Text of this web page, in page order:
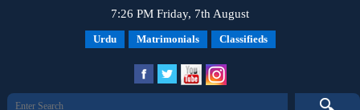
7:26 PM Friday, 7th August
Urdu Matrimonials Classifieds